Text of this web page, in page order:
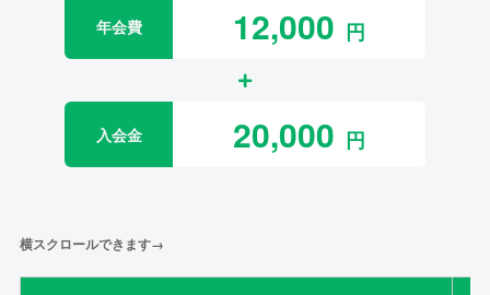
年会費 12,000
入会金 20,000
横スクロールできます→